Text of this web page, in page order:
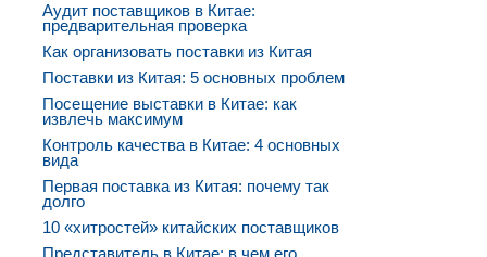
Аудит поставщиков в Китае:
предварительная проверка
Как организовать поставки из Китая
Поставки из Китая: 5 основных проблем
Посещение выставки в Китае: как
извлечь максимум
Контроль качества в Китае: 4 основных
вида
Первая поставка из Китая: почему так
долго
10 «хитростей» китайских поставщиков
Представитель в Китае: в чем его